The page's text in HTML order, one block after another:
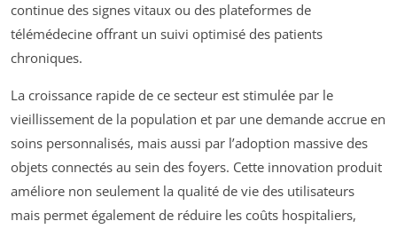
continue des signes vitaux ou des plateformes de
télémédecine offrant un suivi optimisé des patients
chroniques.
La croissance rapide de ce secteur est stimulée par le
vieillissement de la population et par une demande accrue en
soins personnalisés, mais aussi par l’adoption massive des
objets connectés au sein des foyers. Cette innovation produit
améliore non seulement la qualité de vie des utilisateurs
mais permet également de réduire les coûts hospitaliers,